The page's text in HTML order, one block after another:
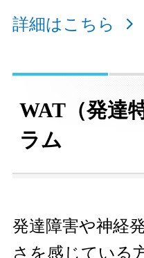
詳細はこちら
WAT（発達
ラム
発達障害や神経
さを感じている